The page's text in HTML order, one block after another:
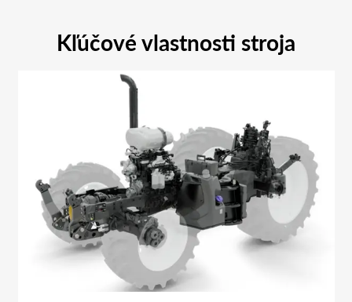
Kľúčové vlastnosti stroja